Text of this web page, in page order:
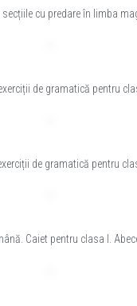
cu predare în limba
de gramatică pentru
de gramatică pentru
Caiet pentru clasa I.